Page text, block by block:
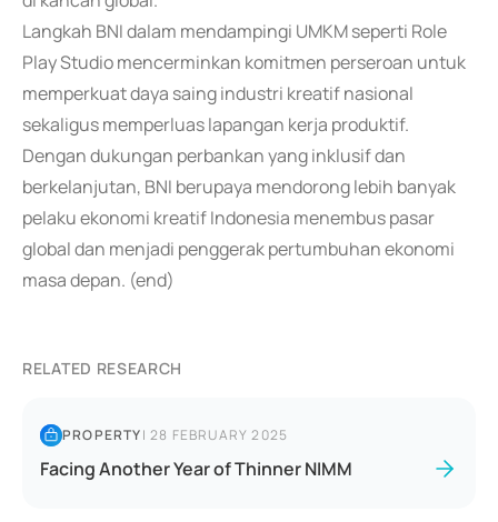
Langkah BNI dalam mendampingi UMKM seperti Role
Play Studio mencerminkan komitmen perseroan untuk
memperkuat daya saing industri kreatif nasional
sekaligus memperluas lapangan kerja produktif.
Dengan dukungan perbankan yang inklusif dan
berkelanjutan, BNI berupaya mendorong lebih banyak
pelaku ekonomi kreatif Indonesia menembus pasar
global dan menjadi penggerak pertumbuhan ekonomi
masa depan. (end)
RELATED RESEARCH
PROPERTY|28 FEBRUARY 2025
Facing Another Year of Thinner NIMM